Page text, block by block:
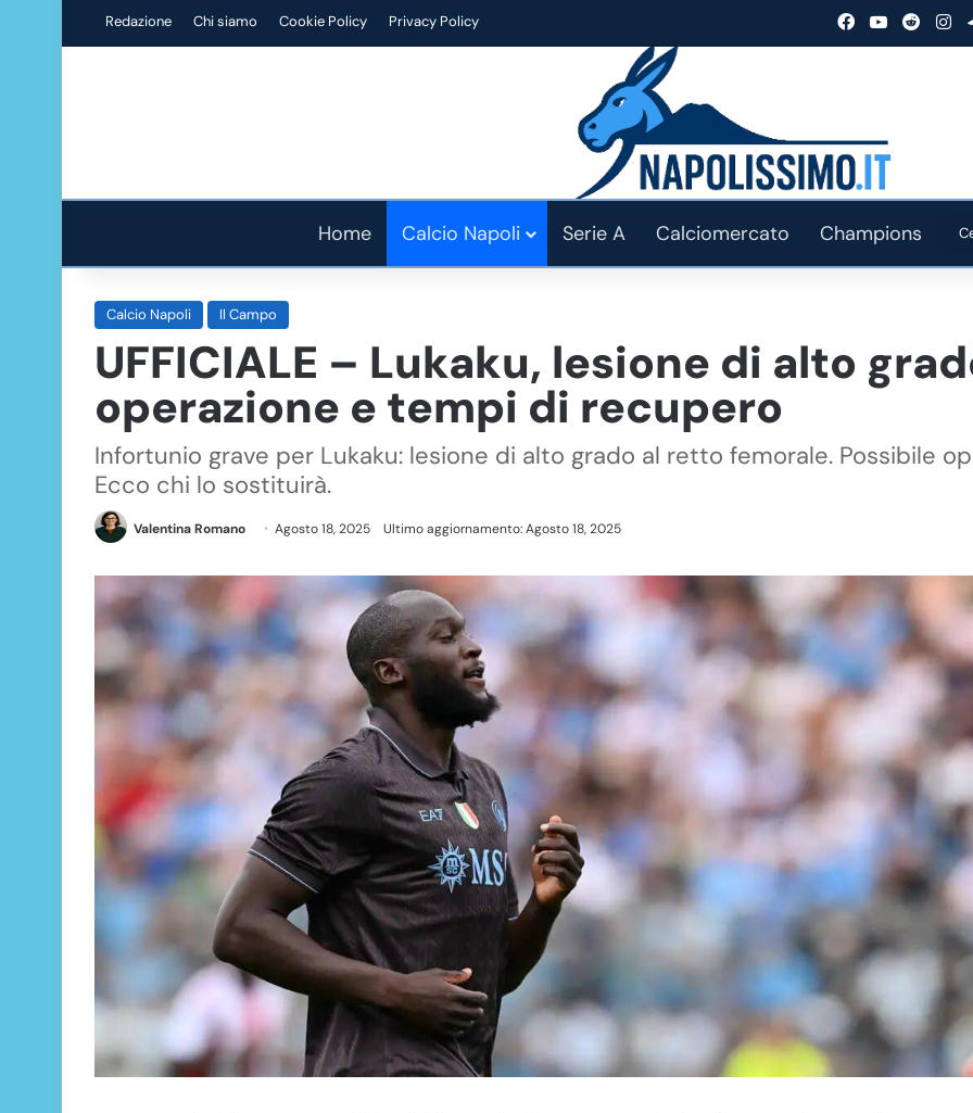
Redazione Chi siamo Cookie Policy Privacy Policy FacebookYou TubeReddit
Home Calcio Napoli Serie A Calciomercato Champions
Calcio Napoli Il Campo
UFFICIALE – Lukaku, lesione di alto
operazione e tempi di recupero
Infortunio grave per Lukaku: lesione di alto grado al retto femorale. Possibile
Ecco chi lo sostituirà.
Valentina Romano Agosto 18, 2025 Ultimo aggiornamento: Agosto 18, 2025